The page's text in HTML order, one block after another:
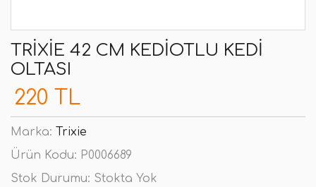
TRIXIE 42 CM KEDIOTLU KEDI
OLTASI
220 TL
Marka: Trixie
Ürün Kodu: P0006689
Stok Durumu: Stokta Yok